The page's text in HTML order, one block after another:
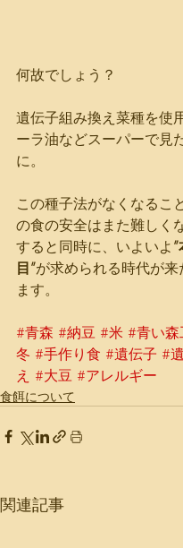
何故でしょう？
遺伝子組み換え菜種を使
ーラ油などスーパーで見
に。
この種子法がなくなるこ
の食の安全はまた難しく
すると同時に、いよいよ
目”が求められる時代が
ます。
#青森 #納豆 #米 #青い
冬 #手作り食 #遺伝子 #
え #大豆 #アレルギー
食餌について
関連記事